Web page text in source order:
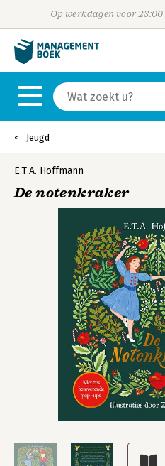
Op werkdagen voor
Jeugd
E.T.A. Hoffmann
De notenkraker